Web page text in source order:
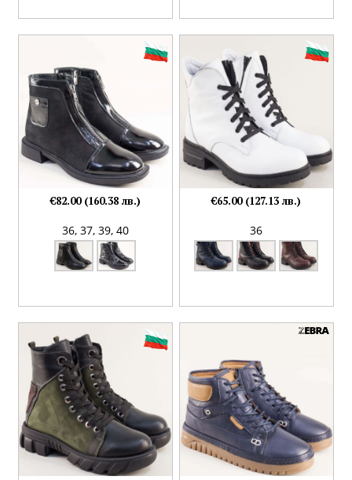
36, 37, 39, 40
€82.00 (160.38 лв.)
36
€65.00 (127.13 лв.)